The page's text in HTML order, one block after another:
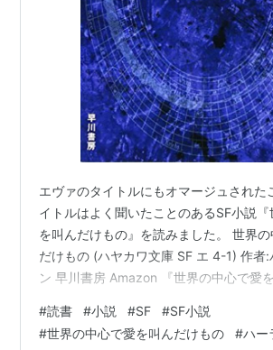
エヴァのタイトルにもオマージュされた
イトルはよく聞いたことのあるSF小説
を叫んだけもの』を読みました。 世界
だけもの (ハヤカワ文庫 SF エ 4-1) 作者:
ン 早川書房 Amazon 『世界の中心で愛
いうSF小説は読んだことがなく、正直よ
なかった話もありますが、ザッとそれぞ
#読書 #小説 #SF #SF小説
#世界の中心で愛を叫んだけもの #ハー